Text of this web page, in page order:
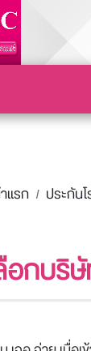
แรก ประกัน
อกบริ